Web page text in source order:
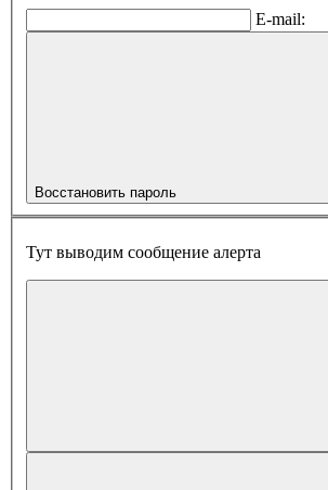
E-mail:
Восстановить пароль
Тут выводим сообщение алерта